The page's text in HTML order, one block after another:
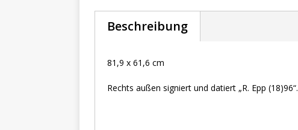
Beschreibung
81,9 x 61,6 cm
Rechts außen signiert und datiert „R. Epp (18)96“.